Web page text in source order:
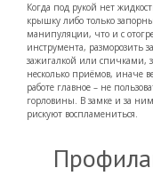
Когда под рукой нет
крышку либо только
манипуляции, что и с
инструмента,
зажигалкой или спичками,
несколько приёмов, иначе
работе главное – не
горловины. В замке и за
рискуют воспламениться.